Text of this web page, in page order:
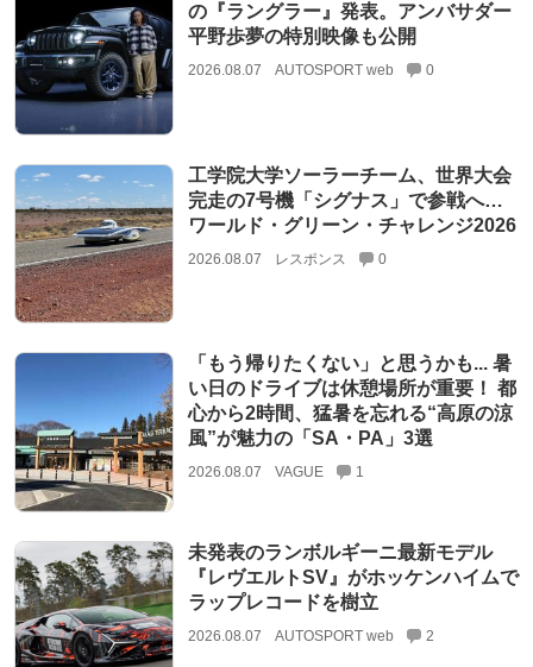
の『ラングラー』発表。アンバサダー
平野歩夢の特別映像も公開
2026.08.07 AUTOSPORT web 0
工学院大学ソーラーチーム、世界大会
完走の7号機「シグナス」で参戦へ…
ワールド・グリーン・チャレンジ2026
2026.08.07 レスポンス 0
「もう帰りたくない」と思うかも... 暑
い日のドライブは休憩場所が重要！ 都
心から2時間、猛暑を忘れる“高原の涼
風”が魅力の「SA・PA」3選
2026.08.07 VAGUE 1
未発表のランボルギーニ最新モデル
『レヴエルトSV』がホッケンハイムで
ラップレコードを樹立
2026.08.07 AUTOSPORT web 2